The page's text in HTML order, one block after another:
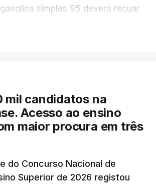
simples 95 deverá recuar
internacionais do petróleo,
a marca e a localização.
desconto do Imposto sobre os
(ISP) também poderá
se a aplicar uma redução
mil candidatos na
Acesso ao ensino
maior procura em três
do Concurso Nacional de
Superior de 2026 registou